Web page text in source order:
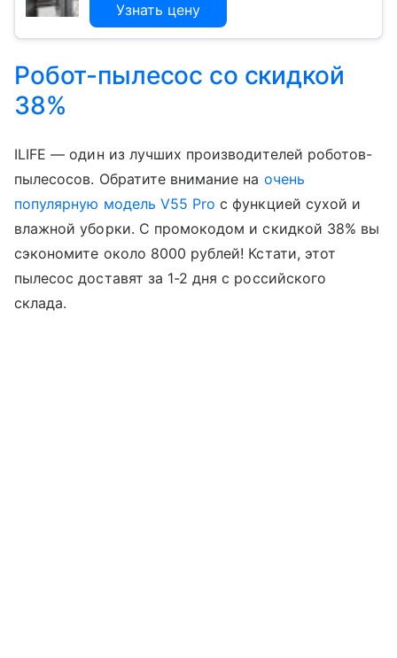
Узнать цену
Робот-пылесос со скидкой
38%
ILIFE — один из лучших производителей роботов-
пылесосов. Обратите внимание на очень
популярную модель V55 Pro с функцией сухой и
влажной уборки. С промокодом и скидкой 38% вы
сэкономите около 8000 рублей! Кстати, этот
пылесос доставят за 1-2 дня с российского
склада.